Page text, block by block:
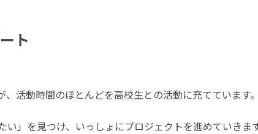
ト
活動時間のほとんどを高校生との活動に充てています。
」を見つけ、いっしょにプロジェクトを進めていきます